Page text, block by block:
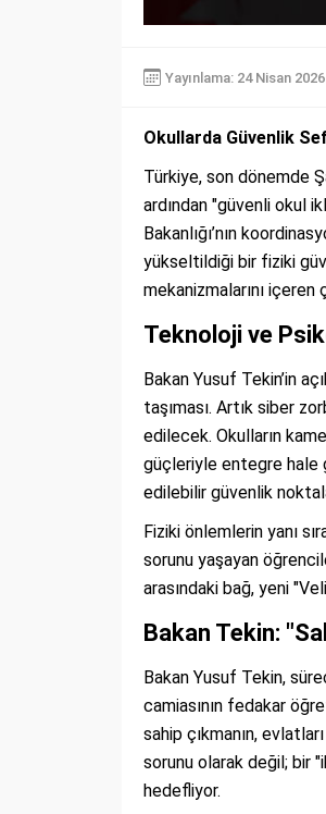
Yayınlama: 24 Nisan
Okullarda Güvenlik
Türkiye, son dönemde
ardından "güvenli okul
Bakanlığı’nın
yükseltildiği bir fiziki
mekanizmalarını içeren
Teknoloji ve
Bakan Yusuf Tekin’in
taşıması. Artık siber
edilecek. Okulların
güçleriyle entegre hale
edilebilir güvenlik
Fiziki önlemlerin yanı
sorunu yaşayan
arasındaki bağ, yeni
Bakan Tekin:
Bakan Yusuf Tekin,
camiasının fedakar
sahip çıkmanın,
sorunu olarak değil; bir
hedefliyor.